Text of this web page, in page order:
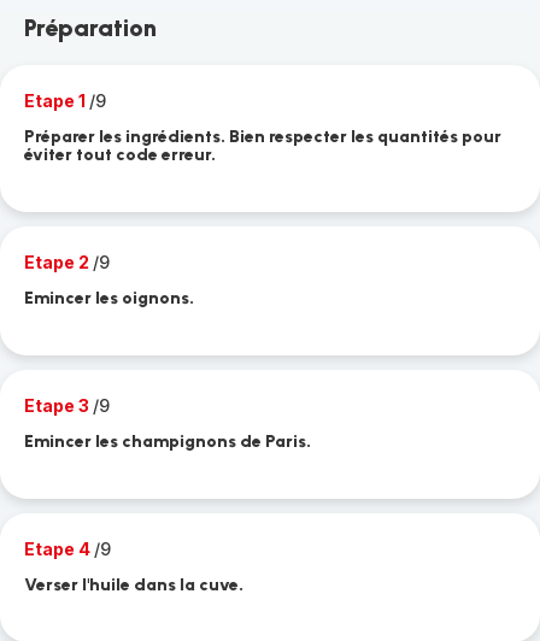
Préparation
Etape 1 /9
Préparer les ingrédients. Bien respecter les quantités pour
éviter tout code erreur.
Etape 2 /9
Emincer les oignons.
Etape 3 /9
Emincer les champignons de Paris.
Etape 4 /9
Verser l'huile dans la cuve.